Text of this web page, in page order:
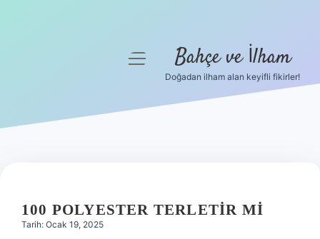
Hakkımızda
menüyü
Bahçe ve İlham
Doğadan ilham alan keyifli fikirler!
100 POLYESTER TERLETIR MI
Tarih: Ocak 19, 2025